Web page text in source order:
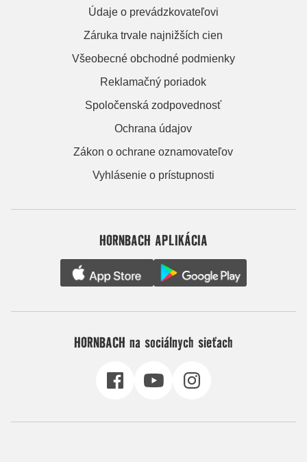
Údaje o prevádzkovateľovi
Záruka trvale najnižších cien
Všeobecné obchodné podmienky
Reklamačný poriadok
Spoločenská zodpovednosť
Ochrana údajov
Zákon o ochrane oznamovateľov
Vyhlásenie o prístupnosti
HORNBACH APLIKÁCIA
HORNBACH na sociálnych sieťach